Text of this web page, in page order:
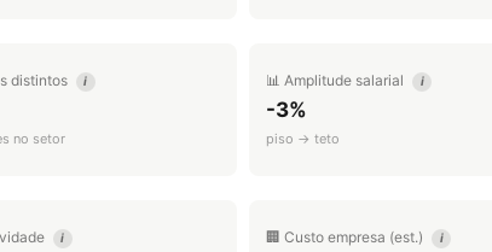
distintos i
no setor
📊 Amplitude salarial i
-3%
piso → teto
i 🏢 Custo empresa (est.) i